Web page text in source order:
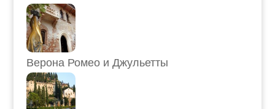
Верона Ромео и Джульетты